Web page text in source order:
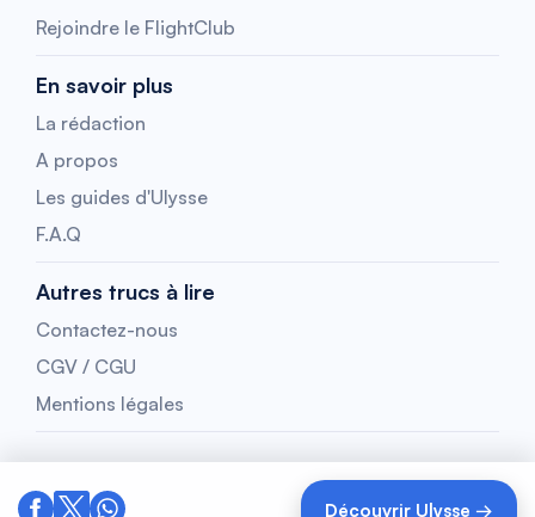
Découvrir Ulysse →
Rejoindre le FlightClub
En savoir plus
La rédaction
A propos
Les guides d'Ulysse
F.A.Q
Autres trucs à lire
Contactez-nous
CGV / CGU
Mentions légales